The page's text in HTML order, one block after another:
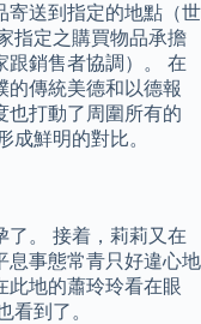
寄送到指定的地點（世
指定之購買物品承擔
跟銷售者協調）。 在
的傳統美德和以德報
也打動了周圍所有的
成鮮明的對比。
了。 接着，莉莉又在
息事態常青只好違心地
此地的蕭玲玲看在眼
看到了。